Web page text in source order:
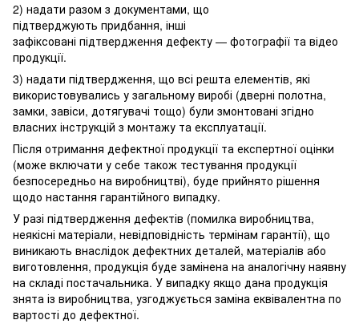
2) надати разом з документами, що
підтверджують придбання, інші
зафіксовані підтвердження дефекту — фотографії та відео
продукції.
3) надати підтвердження, що всі решта елементів, які
використовувались у загальному виробі (дверні полотна,
замки, завіси, дотягувачі тощо) були змонтовані згідно
власних інструкцій з монтажу та експлуатації.
Після отримання дефектної продукції та експертної оцінки
(може включати у себе також тестування продукції
безпосередньо на виробництві), буде прийнято рішення
щодо настання гарантійного випадку.
У разі підтвердження дефектів (помилка виробництва,
неякісні матеріали, невідповідність термінам гарантії), що
виникають внаслідок дефектних деталей, матеріалів або
виготовлення, продукція буде замінена на аналогічну наявну
на складі постачальника. У випадку якщо дана продукція
знята із виробництва, узгоджується заміна еквівалентна по
вартості до дефектної.